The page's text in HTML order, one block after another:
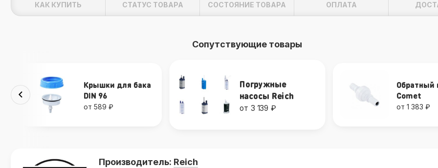
КАК КУПИТЬ СТАТУС ТОВАРА СОСТОЯНИЕ ТОВАРА ОПЛАТА
Сопутствующие товары
Крышки для бака
DIN 96
от 589 ₽
Погружные
насосы Reich
от 3 139 ₽
Обратный
Comet
от 1 383 ₽
Производитель: Reich